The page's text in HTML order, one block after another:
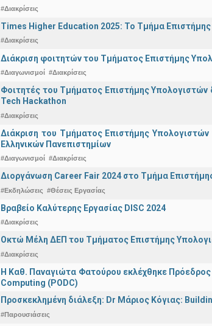
#Διακρίσεις
Times Higher Education 2025: Το Τμήμα
#Διακρίσεις
Διάκριση φοιτητών του Τμήματος Επιστήμης
#Διαγωνισμοί #Διακρίσεις
Φοιτητές του Τμήματος Επιστήμης Υπολογιστών
Tech Hackathon
#Διακρίσεις
Διάκριση του Τμήματος Επιστήμης
Ελληνικών Πανεπιστημίων
#Διαγωνισμοί #Διακρίσεις
Διοργάνωση Career Fair 2024 στο Τμήμα
#Εκδηλώσεις #Θέσεις Εργασίας
Βραβείο Καλύτερης Εργασίας DISC 2024
#Διακρίσεις
Οκτώ Μέλη ΔΕΠ του Τμήματος Επιστήμης
#Διακρίσεις
Η Καθ. Παναγιώτα Φατούρου εκλέχθηκε
Computing (PODC)
Προσκεκλημένη διάλεξη: Dr Μάριος Κόγιας:
#Παρουσιάσεις